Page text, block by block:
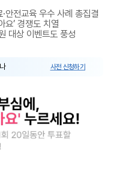
안전교육 우수 사례 총집결
’ 경쟁도 치열
대상 이벤트도 풍성
사전 신청하기